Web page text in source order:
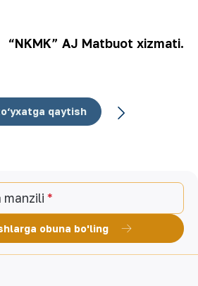
“NKMK” AJ Matbuot xizmati.
qaytish
obuna bo'ling